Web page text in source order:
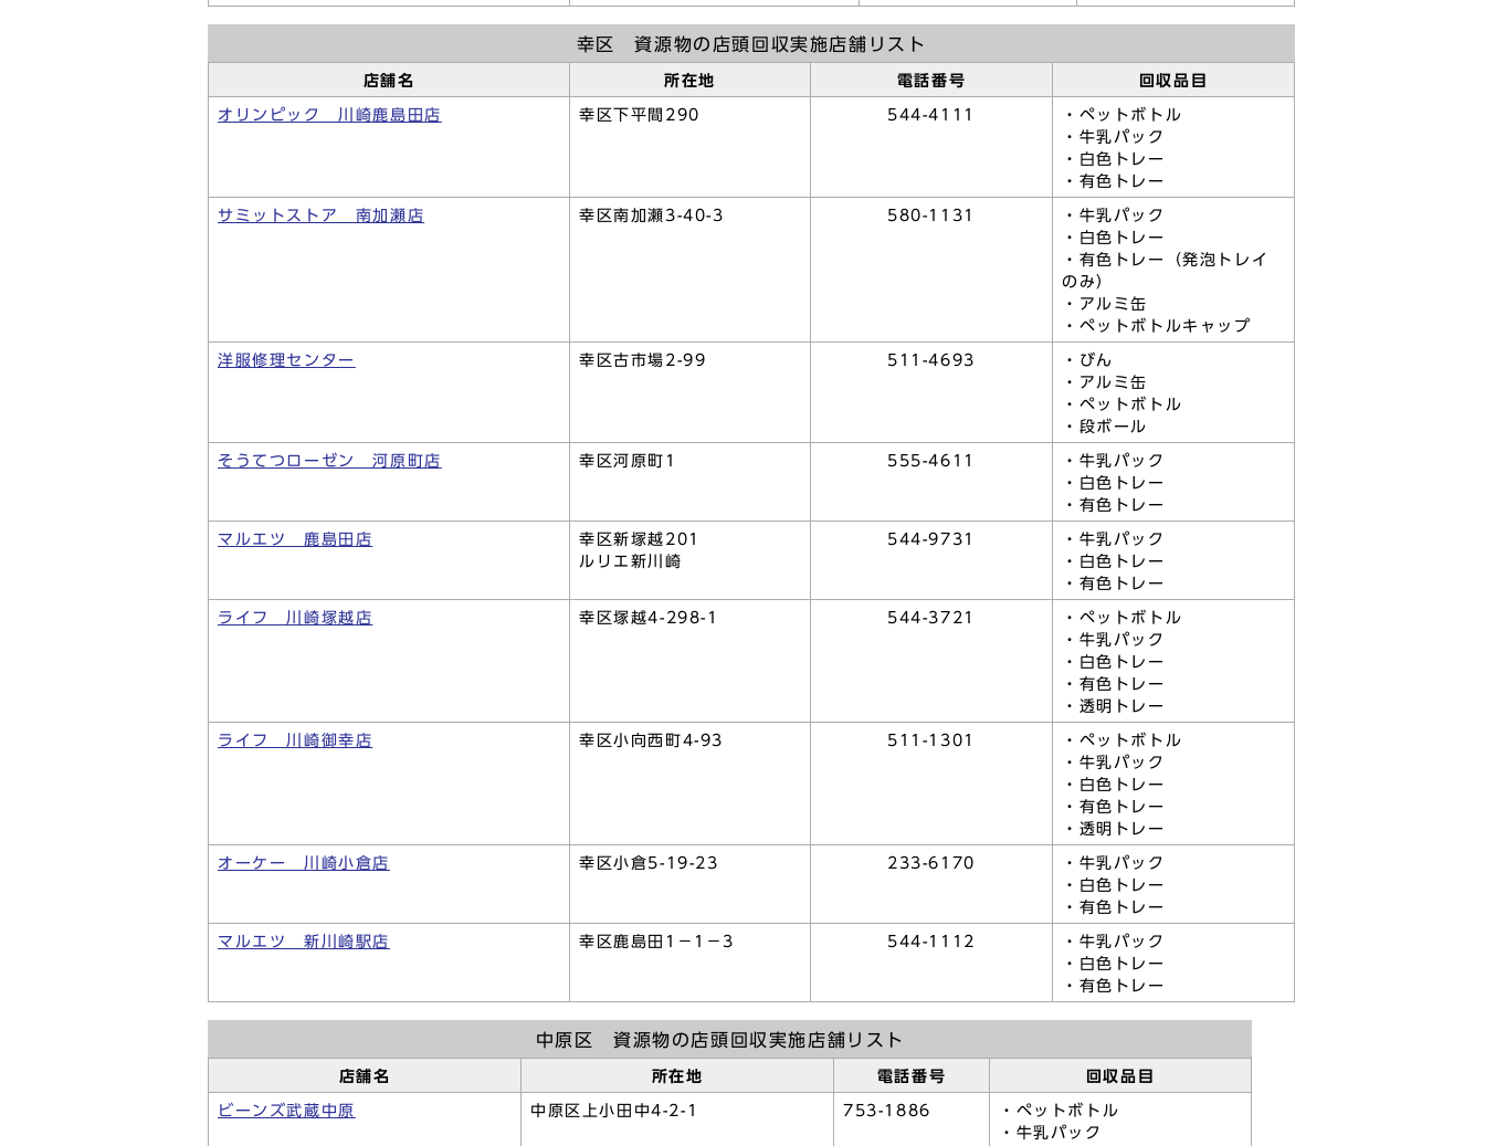
幸区 資源物の店頭回収実施店舗リスト
店舗名 所在地 電話番号 回収品目
オリンピック 川崎鹿島田店 幸区下平間290 544-4111
・ペットボトル
・牛乳パック
・白色トレー
・有色トレー
サミットストア 南加瀬店 幸区南加瀬3-40-3 580-1131
・牛乳パック
・白色トレー
・有色トレー（発泡トレイ
のみ）
・アルミ缶
・ペットボトルキャップ
洋服修理センター 幸区古市場2-99 511-4693
・びん
・アルミ缶
・ペットボトル
・段ボール
そうてつローゼン 河原町店 幸区河原町1 555-4611
・牛乳パック
・白色トレー
・有色トレー
マルエツ 鹿島田店
幸区新塚越201
ルリエ新川崎
544-9731
・牛乳パック
・白色トレー
・有色トレー
ライフ 川崎塚越店 幸区塚越4-298-1 544-3721
・ペットボトル
・牛乳パック
・白色トレー
・有色トレー
・透明トレー
ライフ 川崎御幸店 幸区小向西町4-93 511-1301
・ペットボトル
・牛乳パック
・白色トレー
・有色トレー
・透明トレー
オーケー 川崎小倉店 幸区小倉5-19-23 233-6170
・牛乳パック
・白色トレー
・有色トレー
マルエツ 新川崎駅店 幸区鹿島田1－1－3 544-1112
・牛乳パック
・白色トレー
・有色トレー
中原区 資源物の店頭回収実施店舗リスト
店舗名 所在地 電話番号 回収品目
ビーンズ武蔵中原 中原区上小田中4-2-1 753-1886
・ペットボトル
・牛乳パック